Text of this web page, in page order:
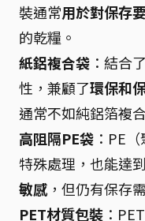
裝通常用於對保存
的乾糧。
紙鋁複合袋 ：結合
性，兼顧了環保和
通常不如純鋁箔複
高阻隔PE袋 ：PE
特殊處理，也能達
敏感，但仍有保存
PET材質包裝 ：